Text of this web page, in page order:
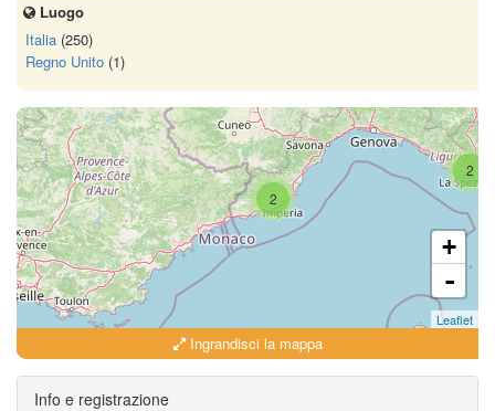
Luogo
Italia (250)
Regno Unito (1)
2
2
4
+
-
Leaflet
Ingrandisci la mappa
Info e registrazione